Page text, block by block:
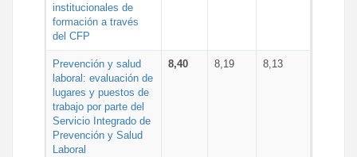
institucionales de
formación a través
del CFP
Prevención y salud
laboral: evaluación de
lugares y puestos de
trabajo por parte del
Servicio Integrado de
Prevención y Salud
Laboral
8,40 8,19 8,13